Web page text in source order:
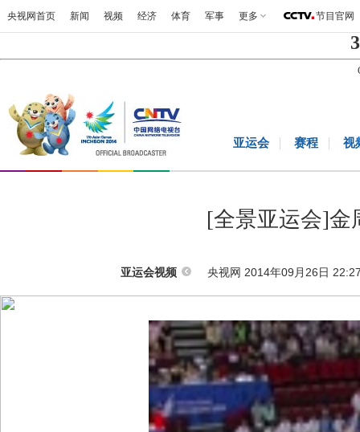
央视网首页 新闻 视频 经济 体育 军事 更多 节目官网
亚运会 赛程 视
[全景亚运会]金
亚运会视频 央视网 2014年09月26日